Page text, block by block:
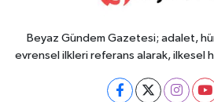
Beyaz Gündem Gazetesi; adalet,
evrensel ilkleri referans alarak, ilkesel